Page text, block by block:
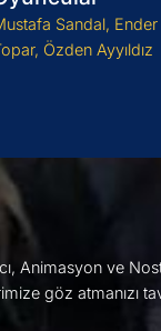
Sandal,
Özden Ayyıldız
Animasyon ve
göz atmanızı